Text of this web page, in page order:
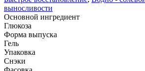
выносливости
Основной ингредиент
Глюкоза
Форма выпуска
Гель
Упаковка
Снэки